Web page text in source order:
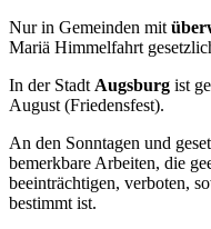
Nur in Gemeinden mit
Mariä Himmelfahrt
In der Stadt Augsburg ist
August (Friedensfest).
An den Sonntagen und
bemerkbare Arbeiten, die
beeinträchtigen, verboten,
bestimmt ist.